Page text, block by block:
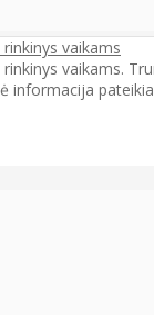
vaikams
vaikams.
informacija